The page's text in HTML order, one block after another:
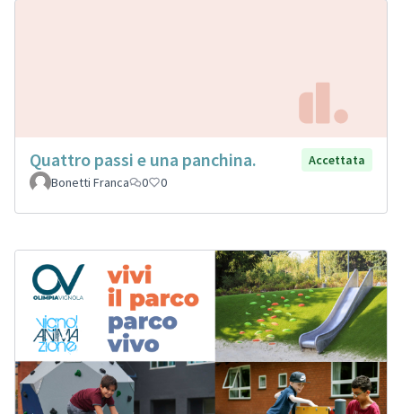
Quattro passi e una panchina.
Accettata
Bonetti Franca
0 0